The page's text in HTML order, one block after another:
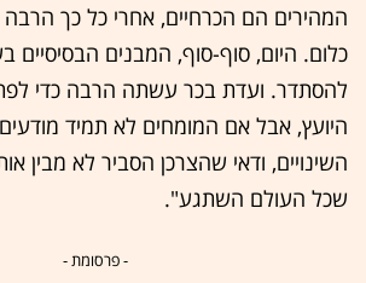
המהירים הם הכרחיים, אחרי כל כך
כלום. היום, סוף-סוף, המבנים הבסיסיים
להסתדר. ועדת בכר עשתה הרבה כדי
היועץ, אבל אם המומחים לא תמיד
השינויים, ודאי שהצרכן הסביר לא מבין
שכל העולם השתגע".
- פרסומת -